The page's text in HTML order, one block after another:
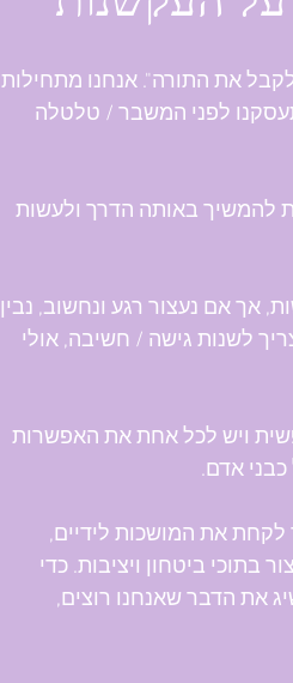
את התורה". אנחנו מתחילות
לפני המשבר / טלטלה
להמשיך באותה הדרך ולעשות
אך אם נעצור רגע ונחשוב, נבין
לשנות גישה / חשיבה, אולי
ויש לכל אחת את האפשרות
אדם.
לקחת את המושכות לידיים,
בתוכי ביטחון ויציבות. כדי
את הדבר שאנחנו רוצים,